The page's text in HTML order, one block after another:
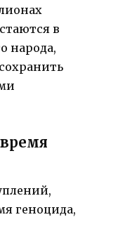
в
народа,
геноцида,